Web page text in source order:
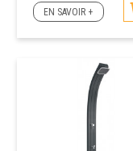
EN SAVOIR +